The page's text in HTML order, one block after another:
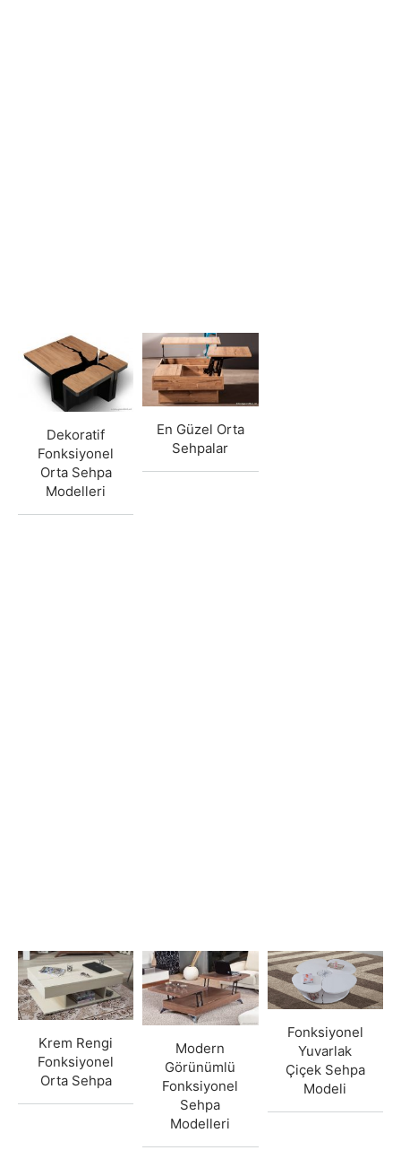
Dekoratif
Fonksiyonel
Orta Sehpa
Modelleri
En Güzel Orta
Sehpalar
Krem Rengi
Fonksiyonel
Orta Sehpa
Modern
Görünümlü
Fonksiyonel
Sehpa
Modelleri
Fonksiyonel
Yuvarlak
Çiçek Sehpa
Modeli